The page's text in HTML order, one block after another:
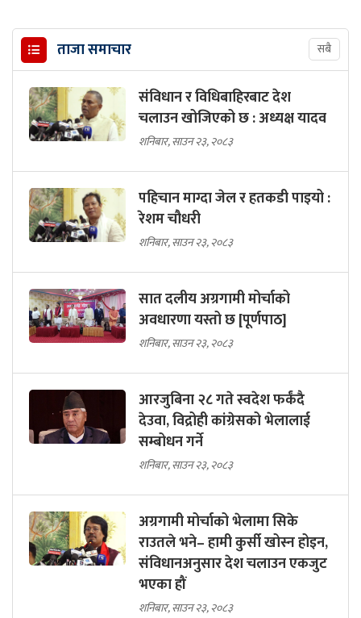
ताजा समाचार सबै
संविधान र विधिबाहिरबाट देश
चलाउन खोजिएको छ : अध्यक्ष यादव
शनिबार, साउन २३, २०८३
पहिचान माग्दा जेल र हतकडी पाइयो :
रेशम चौधरी
शनिबार, साउन २३, २०८३
सात दलीय अग्रगामी मोर्चाको
अवधारणा यस्तो छ [पूर्णपाठ]
शनिबार, साउन २३, २०८३
आरजुबिना २८ गते स्वदेश फर्कंदै
देउवा, विद्रोही कांग्रेसको भेलालाई
सम्बोधन गर्ने
शनिबार, साउन २३, २०८३
अग्रगामी मोर्चाको भेलामा सिके
राउतले भने– हामी कुर्सी खोस्न होइन,
संविधानअनुसार देश चलाउन एकजुट
भएका हौं
शनिबार, साउन २३, २०८३